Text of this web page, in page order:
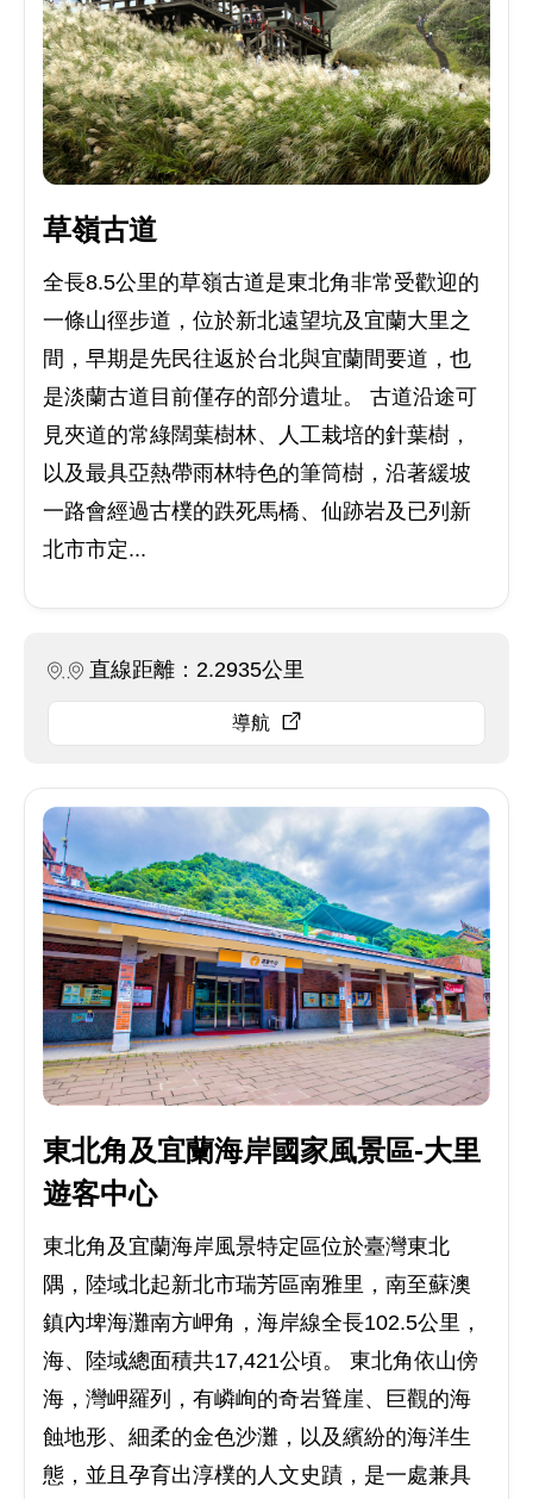
草嶺古道
全長8.5公里的草嶺古道是東北角非常受歡迎的
一條山徑步道，位於新北遠望坑及宜蘭大里之
間，早期是先民往返於台北與宜蘭間要道，也
是淡蘭古道目前僅存的部分遺址。 古道沿途可
見夾道的常綠闊葉樹林、人工栽培的針葉樹，
以及最具亞熱帶雨林特色的筆筒樹，沿著緩坡
一路會經過古樸的跌死馬橋、仙跡岩及已列新
北市市定...
直線距離：2.2935公里
導航
東北角及宜蘭海岸國家風景區-大里
遊客中心
東北角及宜蘭海岸風景特定區位於臺灣東北
隅，陸域北起新北市瑞芳區南雅里，南至蘇澳
鎮內埤海灘南方岬角，海岸線全長102.5公里，
海、陸域總面積共17,421公頃。 東北角依山傍
海，灣岬羅列，有嶙峋的奇岩聳崖、巨觀的海
蝕地形、細柔的金色沙灘，以及繽紛的海洋生
態，並且孕育出淳樸的人文史蹟，是一處兼具